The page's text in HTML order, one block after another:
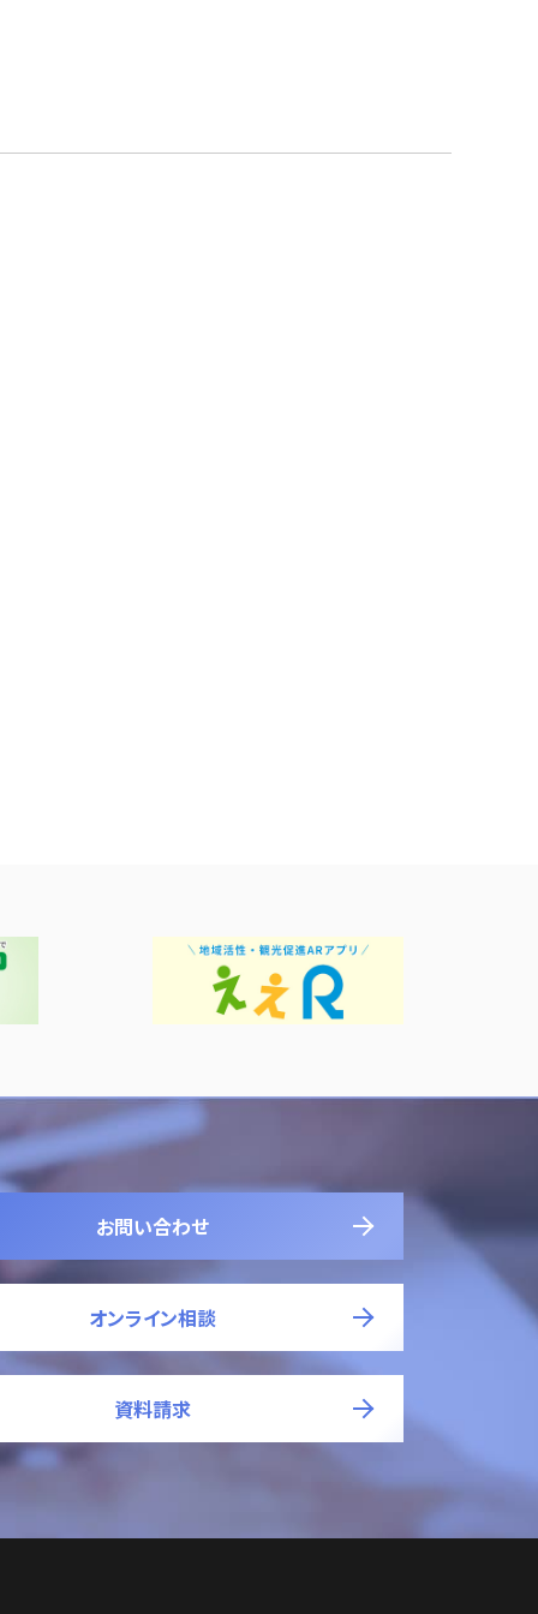
お問い合わせ
オンライン相談
資料請求